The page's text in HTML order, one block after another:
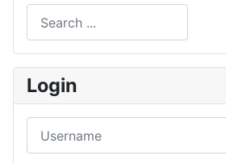
Type 2 or more characters for
Login